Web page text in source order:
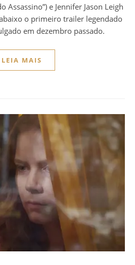
Assassino”) e Jennifer Jason Leigh
abaixo o primeiro trailer legendado
em dezembro passado.
LEIA MAIS